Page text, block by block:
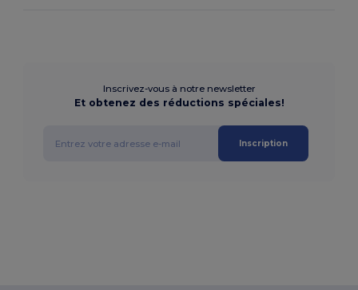
Inscrivez-vous à notre newsletter
Et obtenez des réductions spéciales!
Inscription